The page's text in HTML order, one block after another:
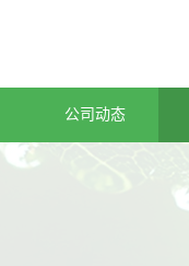
公司动态